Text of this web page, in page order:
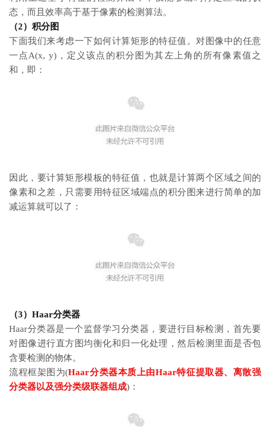
态，而且效率高于基于像素的检测算法。
（2）积分图
下面我们来考虑一下如何计算矩形的特征值。对图像中的任意
一点A(x, y)，定义该点的积分图为其左上角的所有像素值之
和，即：
因此，要计算矩形模板的特征值，也就是计算两个区域之间的
像素和之差，只需要用特征区域端点的积分图来进行简单的加
减运算就可以了：
（3）Haar分类器
Haar分类器是一个监督学习分类器，要进行目标检测，首先要
对图像进行直方图均衡化和归一化处理，然后检测里面是否包
含要检测的物体。
流程框架图为(Haar分类器本质上由Haar特征提取器、离散强
分类器以及强分类级联器组成)：